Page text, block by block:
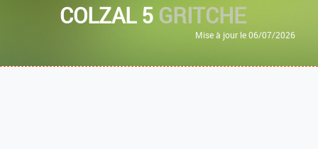
COLZAL 5GRITCHE
Mise à jour le 06/07/2026